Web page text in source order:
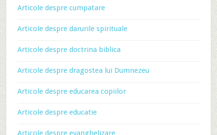
Articole despre cumpatare
Articole despre darurile spirituale
Articole despre doctrina biblica
Articole despre dragostea lui Dumnezeu
Articole despre educarea copiilor
Articole despre educatie
Articole despre evanghelizare